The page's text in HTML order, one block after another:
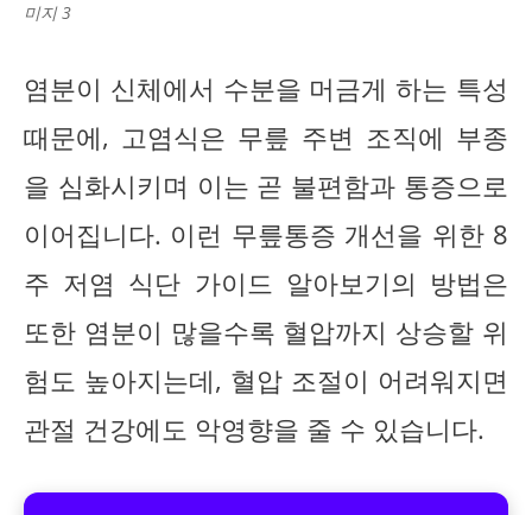
미지 3
염분이 신체에서 수분을 머금게 하는 특성
때문에, 고염식은 무릎 주변 조직에 부종
을 심화시키며 이는 곧 불편함과 통증으로
이어집니다. 이런 무릎통증 개선을 위한 8
주 저염 식단 가이드 알아보기의 방법은
또한 염분이 많을수록 혈압까지 상승할 위
험도 높아지는데, 혈압 조절이 어려워지면
관절 건강에도 악영향을 줄 수 있습니다.